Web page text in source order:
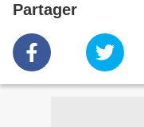
Partager